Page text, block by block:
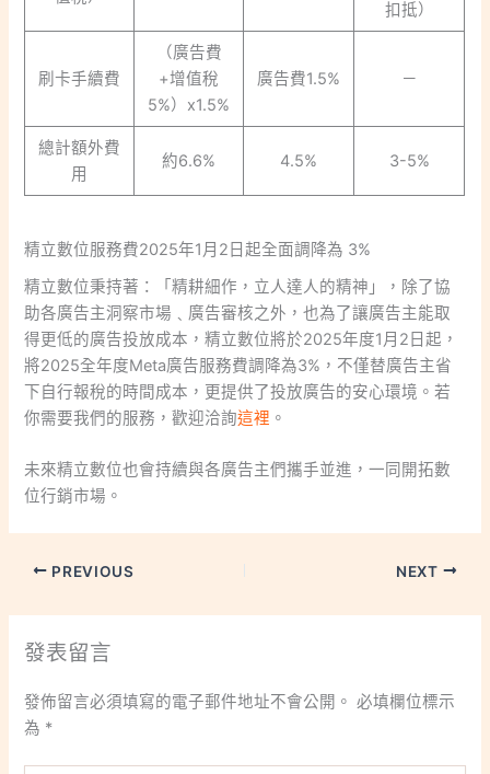
扣抵）
刷卡手續費
（廣告費
+增值稅
5%）x1.5%
廣告費1.5% －
總計額外費
用
約6.6% 4.5% 3-5%
精立數位服務費2025年1月2日起全面調降為 3%
精立數位秉持著：「精耕細作，立人達人的精神」，除了協
助各廣告主洞察市場﹑廣告審核之外，也為了讓廣告主能取
得更低的廣告投放成本，精立數位將於2025年度1月2日起，
將2025全年度Meta廣告服務費調降為3%，不僅替廣告主省
下自行報稅的時間成本，更提供了投放廣告的安心環境。若
你需要我們的服務，歡迎洽詢這裡 。
未來精立數位也會持續與各廣告主們攜手並進，一同開拓數
位行銷市場。
PREVIOUS NEXT
發表留言
發佈留言必須填寫的電子郵件地址不會公開。 必填欄位標示
為 *